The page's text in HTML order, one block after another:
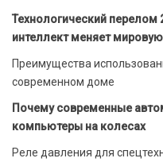
Технологический перелом
интеллект меняет
Преимущества
современном доме
Почему современные
компьютеры на колесах
Реле давления для